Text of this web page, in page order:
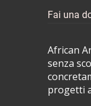
Fai una
African
senza
progetti